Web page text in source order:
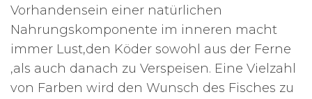
Vorhandensein einer natürlichen
Nahrungskomponente im inneren macht
immer Lust,den Köder sowohl aus der Ferne
,als auch danach zu Verspeisen. Eine Vielzahl
von Farben wird den Wunsch des Fisches zu